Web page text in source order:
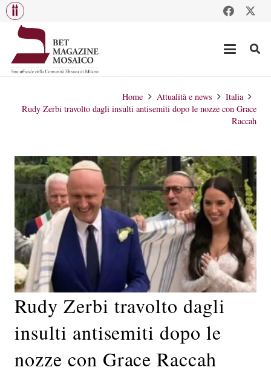
Home Attualità e news
Italia
Rudy Zerbi travolto dagli insulti antisemiti dopo le nozze con Grace
Raccah
Rudy Zerbi travolto dagli
insulti antisemiti dopo le
nozze con Grace Raccah